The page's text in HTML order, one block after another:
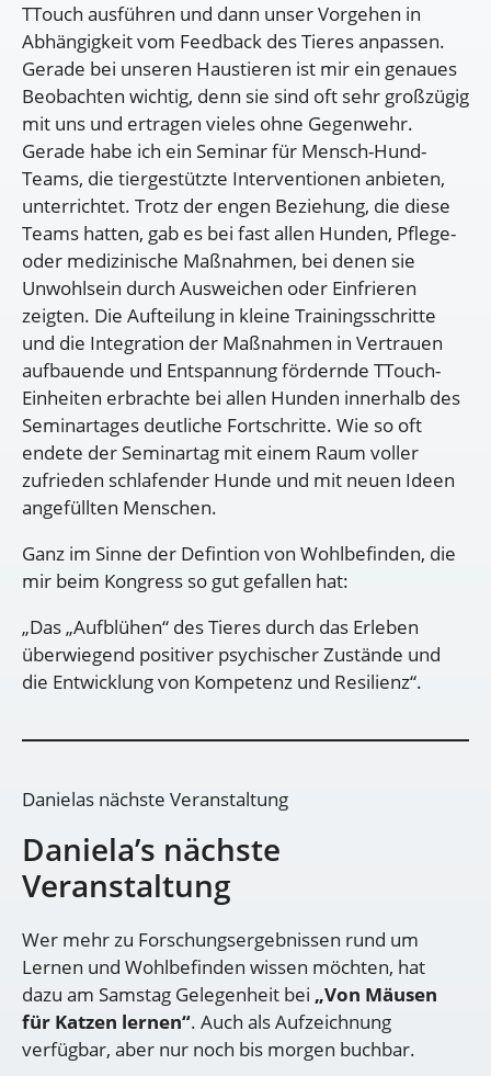
TTouch ausführen und dann unser Vorgehen in
Abhängigkeit vom Feedback des Tieres anpassen.
Gerade bei unseren Haustieren ist mir ein genaues
Beobachten wichtig, denn sie sind oft sehr großzügig
mit uns und ertragen vieles ohne Gegenwehr.
Gerade habe ich ein Seminar für Mensch-Hund-
Teams, die tiergestützte Interventionen anbieten,
unterrichtet. Trotz der engen Beziehung, die diese
Teams hatten, gab es bei fast allen Hunden, Pflege-
oder medizinische Maßnahmen, bei denen sie
Unwohlsein durch Ausweichen oder Einfrieren
zeigten. Die Aufteilung in kleine Trainingsschritte
und die Integration der Maßnahmen in Vertrauen
aufbauende und Entspannung fördernde TTouch-
Einheiten erbrachte bei allen Hunden innerhalb des
Seminartages deutliche Fortschritte. Wie so oft
endete der Seminartag mit einem Raum voller
zufrieden schlafender Hunde und mit neuen Ideen
angefüllten Menschen.
Ganz im Sinne der Defintion von Wohlbefinden, die
mir beim Kongress so gut gefallen hat:
„Das „Aufblühen“ des Tieres durch das Erleben
überwiegend positiver psychischer Zustände und
die Entwicklung von Kompetenz und Resilienz“.
Danielas nächste Veranstaltung
Daniela’s nächste
Veranstaltung
Wer mehr zu Forschungsergebnissen rund um
Lernen und Wohlbefinden wissen möchten, hat
dazu am Samstag Gelegenheit bei „Von Mäusen
für Katzen lernen“. Auch als Aufzeichnung
verfügbar, aber nur noch bis morgen buchbar.